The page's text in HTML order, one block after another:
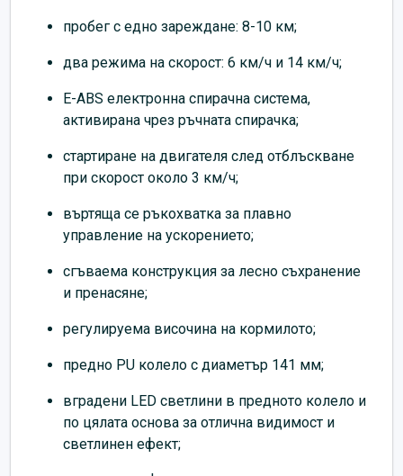
пробег с едно зареждане: 8-10 км;
два режима на скорост: 6 км/ч и 14 км/ч;
E-ABS електронна спирачна система,
активирана чрез ръчната спирачка;
стартиране на двигателя след отблъскване
при скорост около 3 км/ч;
въртяща се ръкохватка за плавно
управление на ускорението;
сгъваема конструкция за лесно съхранение
и пренасяне;
регулируема височина на кормилото;
предно PU колело с диаметър 141 мм;
вградени LED светлини в предното колело и
по цялата основа за отлична видимост и
светлинен ефект;